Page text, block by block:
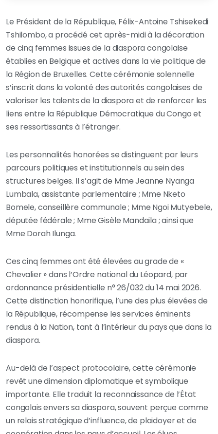
Le Président de la République, Félix-Antoine Tshisekedi
Tshilombo, a procédé cet après-midi à la décoration
de cinq femmes issues de la diaspora congolaise
établies en Belgique et actives dans la vie politique de
la Région de Bruxelles. Cette cérémonie solennelle
s’inscrit dans la volonté des autorités congolaises de
valoriser les talents de la diaspora et de renforcer les
liens entre la République Démocratique du Congo et
ses ressortissants à l’étranger.
Les personnalités honorées se distinguent par leurs
parcours politiques et institutionnels au sein des
structures belges. Il s’agit de Mme Jeanne Nyanga
Lumbala, assistante parlementaire ; Mme Nketo
Bomele, conseillère communale ; Mme Ngoi Mutyebele,
députée fédérale ; Mme Gisèle Mandaila ; ainsi que
Mme Dorah Ilunga.
Ces cinq femmes ont été élevées au grade de «
Chevalier » dans l’Ordre national du Léopard, par
ordonnance présidentielle n° 26/032 du 14 mai 2026.
Cette distinction honorifique, l’une des plus élevées de
la République, récompense les services éminents
rendus à la Nation, tant à l’intérieur du pays que dans la
diaspora.
Au-delà de l’aspect protocolaire, cette cérémonie
revêt une dimension diplomatique et symbolique
importante. Elle traduit la reconnaissance de l’État
congolais envers sa diaspora, souvent perçue comme
un relais stratégique d’influence, de plaidoyer et de